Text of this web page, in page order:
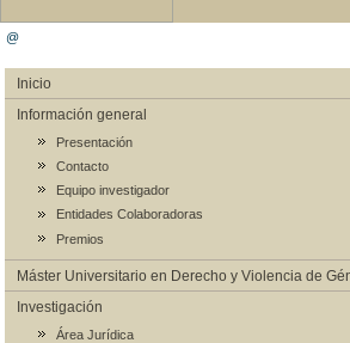
@
Inicio
Información general
Presentación
Contacto
Equipo investigador
Entidades Colaboradoras
Premios
Máster Universitario en Derecho y Violencia de
Investigación
Área Jurídica